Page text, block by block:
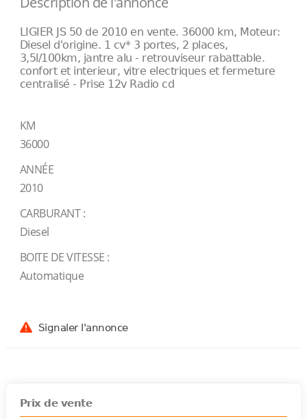
LIGIER JS 50 de 2010 en vente. 36000 km, Moteur:
Diesel d'origine. 1 cv* 3 portes, 2 places,
3,5l/100km, jantre alu - retrouviseur rabattable.
confort et interieur, vitre electriques et fermeture
centralisé - Prise 12v Radio cd
KM
36000
ANNÉE
2010
CARBURANT :
Diesel
BOITE DE VITESSE :
Automatique
Signaler l'annonce
Prix de vente